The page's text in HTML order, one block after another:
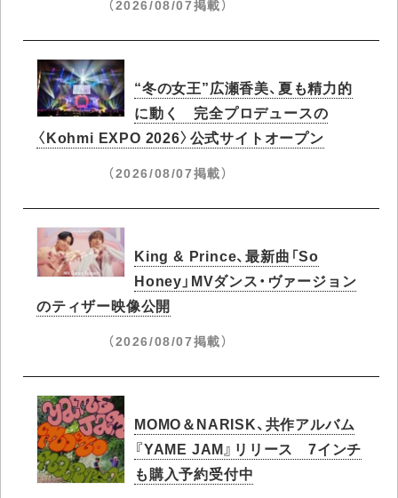
（2026/08/07掲載）
“冬の女王”広瀬香美、夏も精力的
に動く 完全プロデュースの
〈Kohmi EXPO 2026〉公式サイトオープン
（2026/08/07掲載）
King & Prince、最新曲「So
Honey」MVダンス・ヴァージョン
のティザー映像公開
（2026/08/07掲載）
MOMO＆NARISK、共作アルバム
『YAME JAM』リリース 7インチ
も購入予約受付中